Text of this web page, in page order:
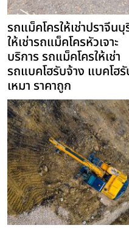
รถแม็คโครให้เช่าปราจีนบุ
ให้เช่ารถแม็คโครหัวเจาะ
บริการ รถแม็คโครให้เช่า
รถแบคโฮรับจ้าง แบคโฮ
เหมา ราคาถูก